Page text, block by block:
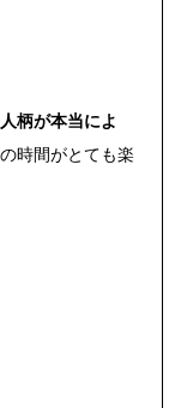
柄が本当によ
時間がとても楽